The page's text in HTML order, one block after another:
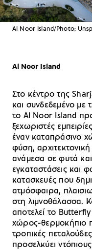
Al Noor Island/Photo:
Al Noor Island
Στο κέντρο της
και συνδεδεμένο
το Al Noor Island
ξεχωριστές
έναν καταπράσινο
φύση,
ανάμεσα σε φυτά και
εγκαταστάσεις και
κατασκευές που
ατμόσφαιρα,
στη λιμνοθάλασσα.
αποτελεί το
χώρος-θερμοκήπιο
τροπικές
προσελκύει